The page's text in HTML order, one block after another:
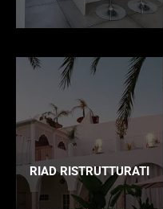
RIAD RISTRUTTURATI